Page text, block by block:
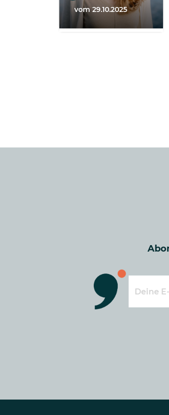
vom 29.10.2025